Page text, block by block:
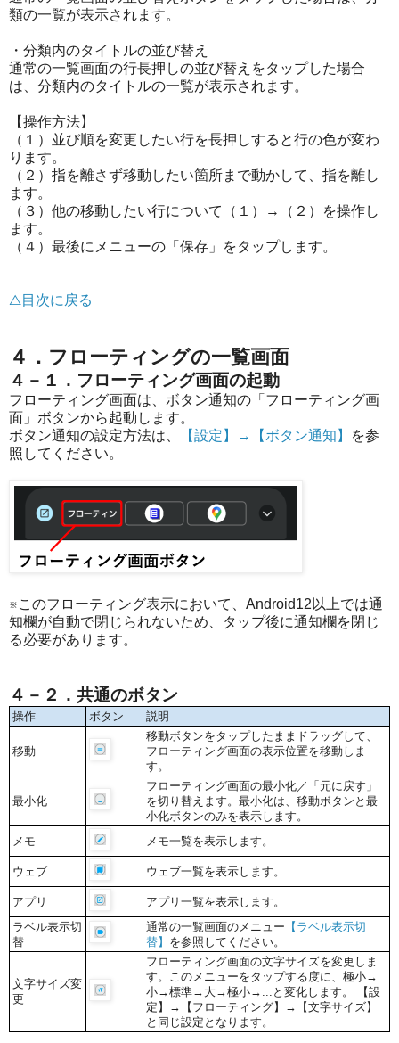
類の一覧が表示されます。
・分類内のタイトルの並び替え
通常の一覧画面の行長押しの並び替えをタップした場合
は、分類内のタイトルの一覧が表示されます。
【操作方法】
（１）並び順を変更したい行を長押しすると行の色が変わ
ります。
（２）指を離さず移動したい箇所まで動かして、指を離し
ます。
（３）他の移動したい行について（１）→（２）を操作し
ます。
（４）最後にメニューの「保存」をタップします。
△目次に戻る
４．フローティングの一覧画面
４－１．フローティング画面の起動
フローティング画面は、ボタン通知の「フローティング画
面」ボタンから起動します。
ボタン通知の設定方法は、
【設定】→【ボタン通知】
を参
照してください。
※このフローティング表示において、Android12以上では通
知欄が自動で閉じられないため、タップ後に通知欄を閉じ
る必要があります。
４－２．共通のボタン
操作 ボタン 説明
移動
移動ボタンをタップしたままドラッグして、
フローティング画面の表示位置を移動しま
す。
最小化
フローティング画面の最小化／「元に戻す」
を切り替えます。最小化は、移動ボタンと最
小化ボタンのみを表示します。
メモ
メモ一覧を表示します。
ウェブ ウェブ一覧を表示します。
アプリ
アプリ一覧を表示します。
ラベル表示切
替
通常の一覧画面のメニュー 【ラベル表示切
替】 を参照してください。
文字サイズ変
更
フローティング画面の文字サイズを変更しま
す。このメニューをタップする度に、極小→
小→標準→大→極小→...と変化します。 【設
定】→【フローティング】→【文字サイズ】
と同じ設定となります。